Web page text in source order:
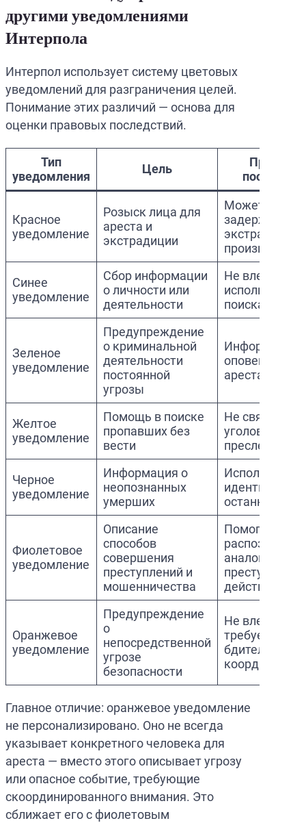
другими уведомлениями
Интерпола
Интерпол использует систему цветовых
уведомлений для разграничения целей.
Понимание этих различий — основа для
оценки правовых последствий.
Тип
уведомления
Цель
Красное
уведомление
Розыск лица для
ареста и
экстрадиции
Может
задержанию
производству
Синее
уведомление
Сбор информации
о личности или
деятельности
Не влечет
используется
поиска
Зеленое
уведомление
Предупреждение
о криминальной
деятельности
постоянной
угрозы
оповещение,
ареста
Желтое
уведомление
Помощь в поиске
пропавших без
вести
Не связано с
уголовным
Черное
уведомление
Информация о
неопознанных
умерших
останков
Фиолетовое
уведомление
Описание
способов
совершения
преступлений и
мошенничества
Помогает
распознавать
аналогичные
преступные
действия
Оранжевое
уведомление
Предупреждение
о
непосредственной
угрозе
безопасности
Не влечет
требует
координации
Главное отличие: оранжевое уведомление
не персонализировано. Оно не всегда
указывает конкретного человека для
ареста — вместо этого описывает угрозу
или опасное событие, требующие
скоординированного внимания. Это
сближает его с фиолетовым